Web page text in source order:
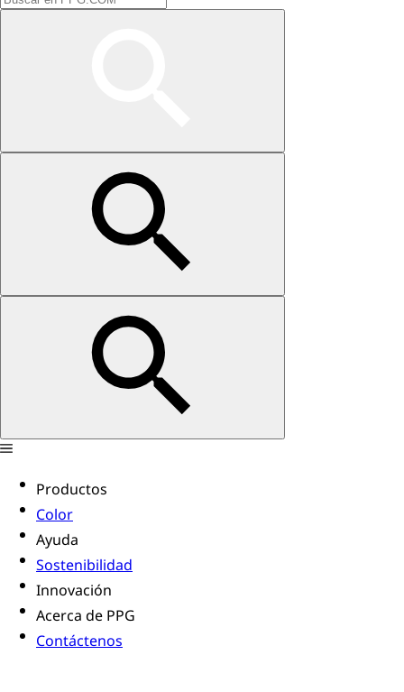
Productos
Color
Ayuda
Sostenibilidad
Innovación
Acerca de PPG
Contáctenos